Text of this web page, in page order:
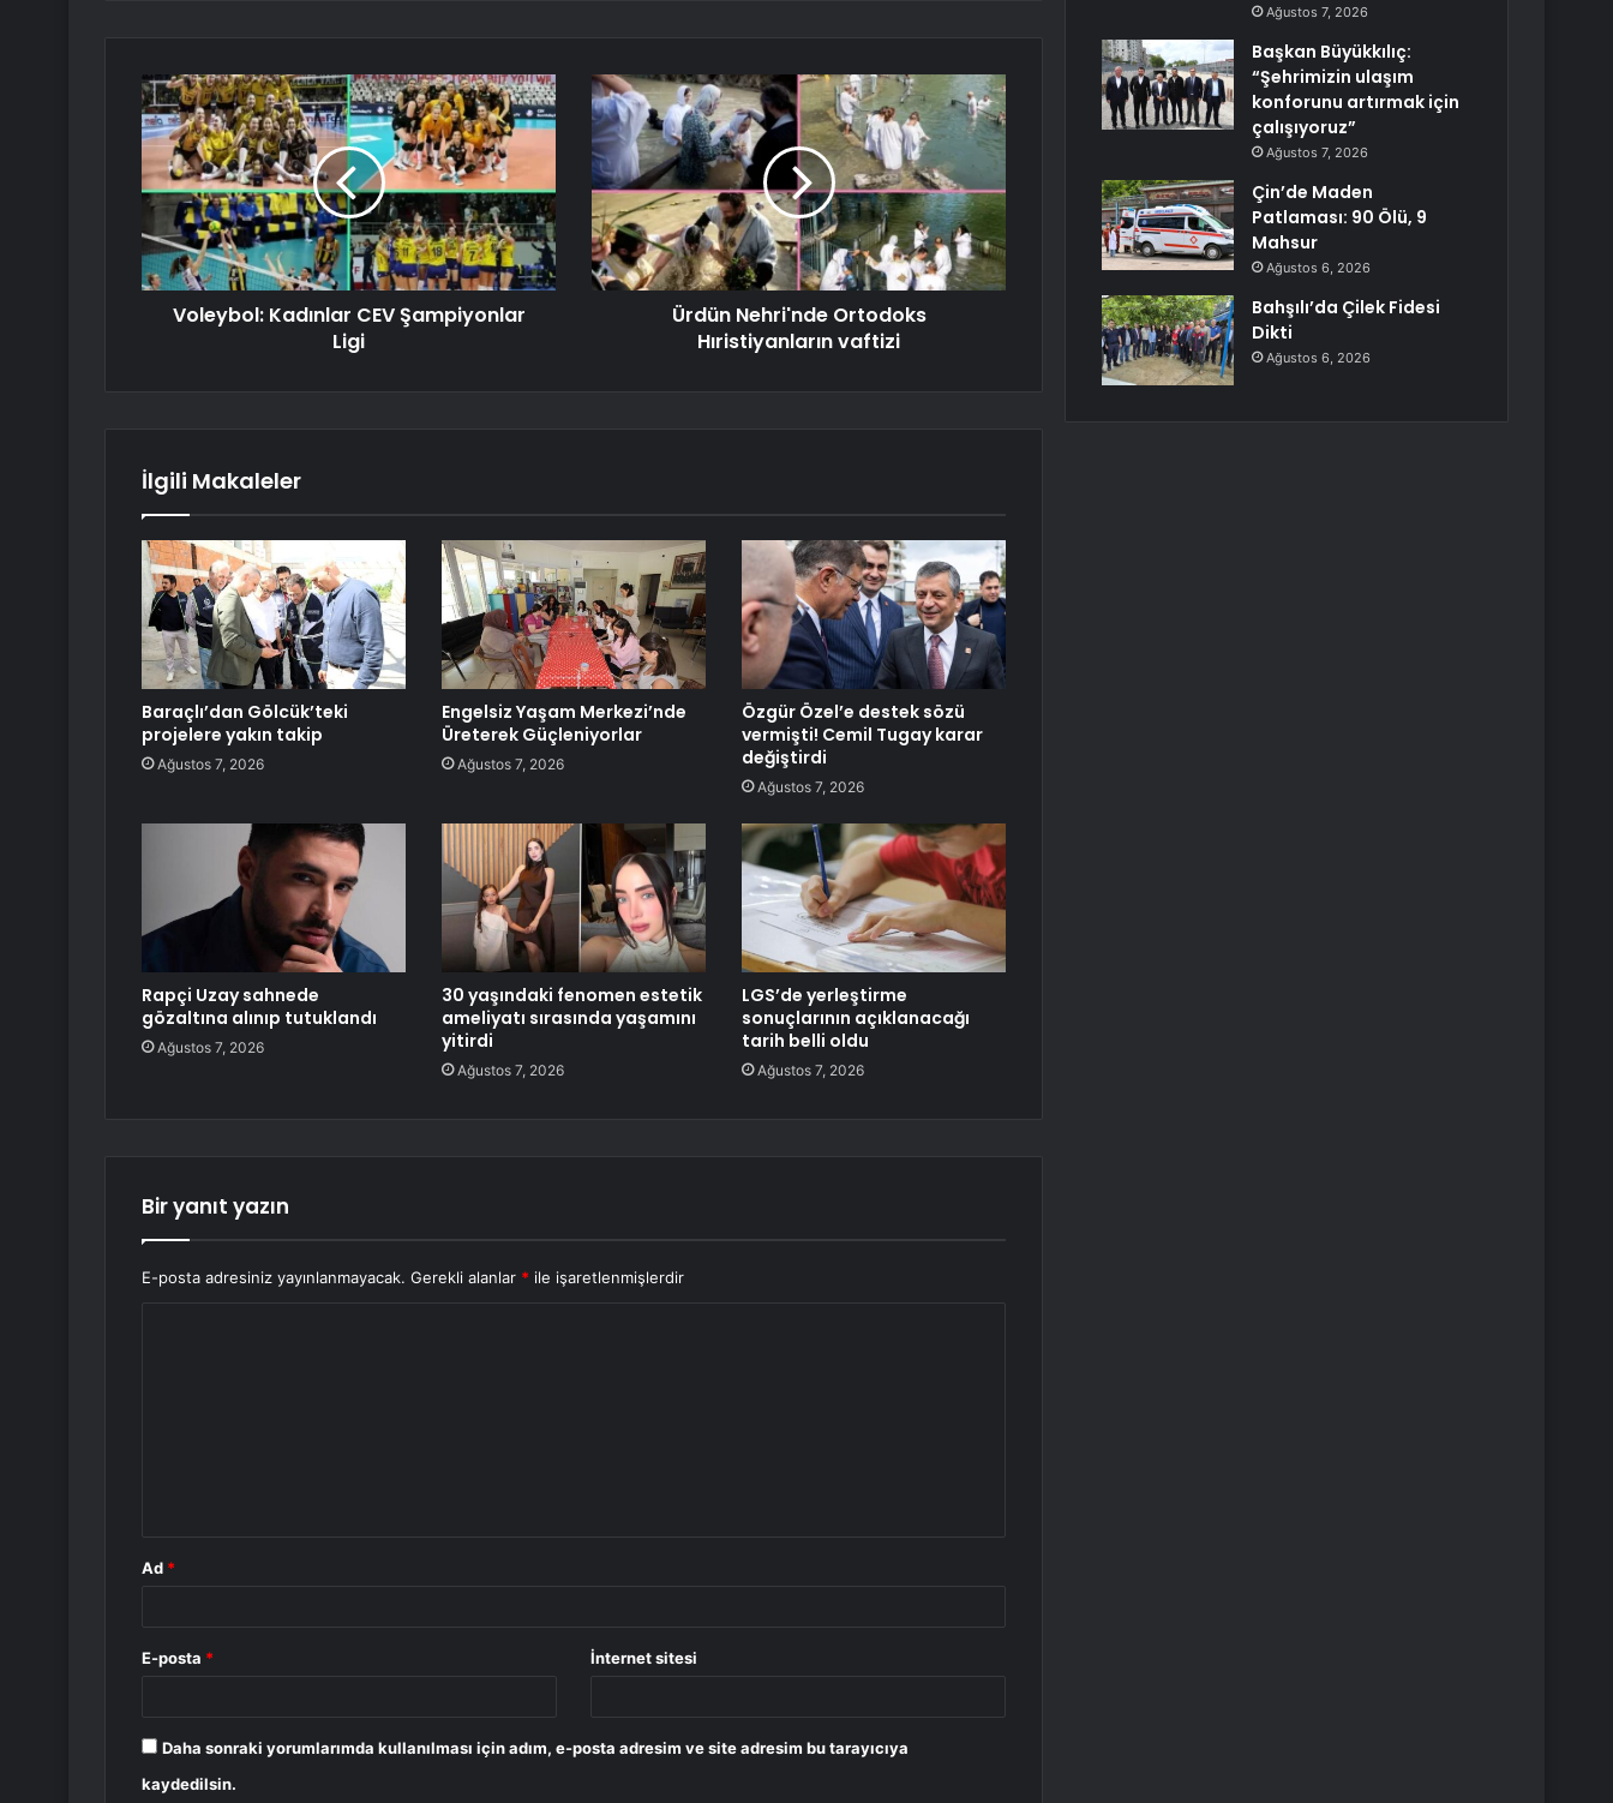
Voleybol: Kadınlar CEV Şampiyonlar
Ligi
Ürdün Nehri'nde Ortodoks
Hıristiyanların vaftizi
İlgili Makaleler
Baraçlı’dan Gölcük’teki
projelere yakın takip
Ağustos 7, 2026
Engelsiz Yaşam Merkezi’nde
Üreterek Güçleniyorlar
Ağustos 7, 2026
Özgür Özel’e destek sözü
vermişti! Cemil Tugay karar
değiştirdi
Ağustos 7, 2026
Rapçi Uzay sahnede
gözaltına alınıp tutuklandı
Ağustos 7, 2026
30 yaşındaki fenomen estetik
ameliyatı sırasında yaşamını
yitirdi
Ağustos 7, 2026
LGS’de yerleştirme
sonuçlarının açıklanacağı
tarih belli oldu
Ağustos 7, 2026
Bir yanıt yazın
E-posta adresiniz yayınlanmayacak. Gerekli alanlar * ile işaretlenmişlerdir
Ad *
E-posta * İnternet sitesi
Daha sonraki yorumlarımda kullanılması için adım, e-posta adresim ve site adresim bu tarayıcıya
kaydedilsin.
Ağustos 7, 2026
Başkan Büyükkılıç:
“Şehrimizin ulaşım
konforunu artırmak için
çalışıyoruz”
Ağustos 7, 2026
Çin’de Maden
Patlaması: 90 Ölü, 9
Mahsur
Ağustos 6, 2026
Bahşılı’da Çilek Fidesi
Dikti
Ağustos 6, 2026